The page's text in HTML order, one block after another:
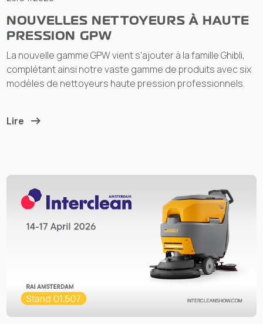
NOUVELLES NETTOYEURS À HAUTE
PRESSION GPW
La nouvelle gamme GPW vient s'ajouter à la famille Ghibli,
complétant ainsi notre vaste gamme de produits avec six
modèles de nettoyeurs haute pression professionnels.
Lire